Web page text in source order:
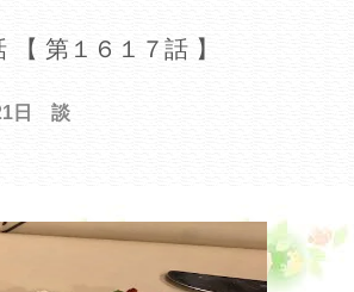
第１６１７話 】
日 談